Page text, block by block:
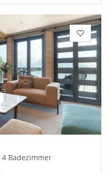
4 Badezimmer